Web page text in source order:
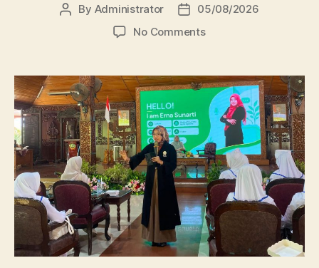
Post
By Administrator
Post
date
05/08/2026
No Commentson
Unissula
Bekali
Mahasiswa
Kebidanan
Blora
Etika
dan
Keterampilan
Public
Speaking